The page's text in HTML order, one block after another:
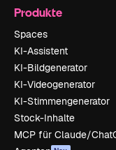
Produkte
Spaces
KI-Assistent
KI-Bildgenerator
KI-Videogenerator
KI-Stimmengenerator
Stock-Inhalte
MCP für Claude/